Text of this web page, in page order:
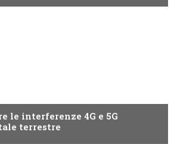
le interferenze 4G e 5G
terrestre